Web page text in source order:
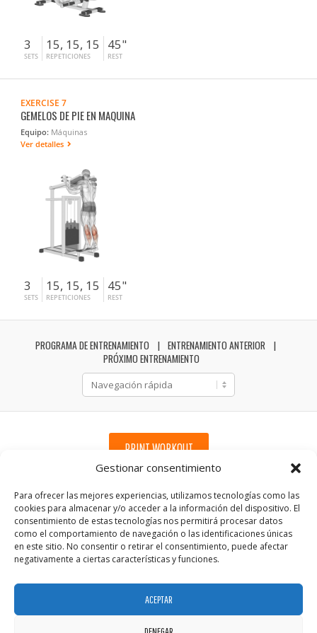
Gestionar consentimiento
Para ofrecer las mejores experiencias, utilizamos tecnologías como las
cookies para almacenar y/o acceder a la información del dispositivo. El
consentimiento de estas tecnologías nos permitirá procesar datos
como el comportamiento de navegación o las identificaciones únicas
en este sitio. No consentir o retirar el consentimiento, puede afectar
negativamente a ciertas características y funciones.
ACEPTAR
3
SETS
15, 15, 15
REPETICIONES
45"
REST
EXERCISE 7
GEMELOS DE PIE EN MAQUINA
Equipo: Máquinas
Ver detalles
3
SETS
15, 15, 15
REPETICIONES
45"
REST
PROGRAMA DE ENTRENAMIENTO
ENTRENAMIENTO ANTERIOR
PRÓXIMO ENTRENAMIENTO
PRINT WORKOUT